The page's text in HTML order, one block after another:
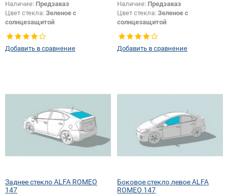
Наличие: Предзаказ
Цвет стекла: Зеленое с
солнцезащитой
Тип кузова: Хетчбек
Добавить в сравнение
Наличие: Предзаказ
Цвет стекла:Зеленое с
солнцезащитой
Тип кузова:Хетчбек
Тип стекла:Заднее стекло
Добавить в сравнение
Заднее стекло ALFA ROMEO
147
Боковое стекло левое ALFA
ROMEO 147